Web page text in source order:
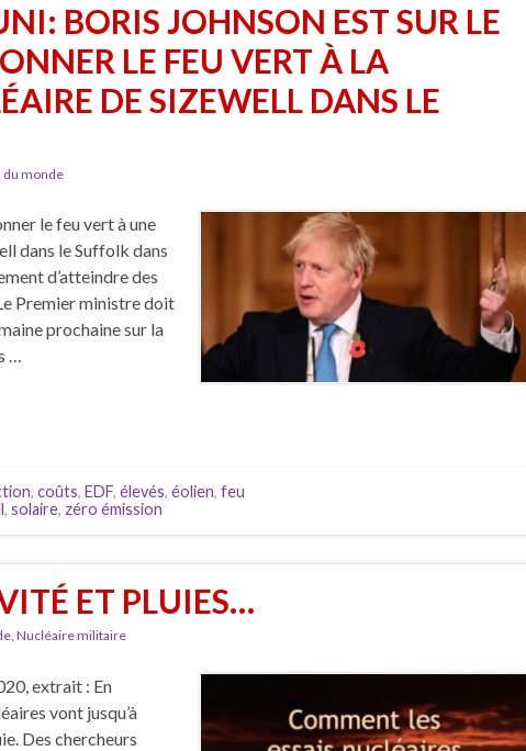
BORIS JOHNSON EST SUR LE
LE FEU VERT À LA
DE SIZEWELL DANS LE
monde
le feu vert à une
dans le Suffolk dans
d’atteindre des
Premier ministre doit
prochaine sur la
…
, coûts, EDF, élevés, éolien, feu
, solaire, zéro émission
ET PLUIES…
, Nucléaire militaire
extrait : En
vont jusqu’à
Des chercheurs